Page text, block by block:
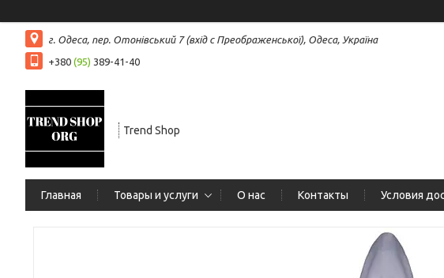
г. Одеса, пер. Отонівський 7 (вхід с Преображенської), Одеса, Україна
+380 (95) 389-41-40
Trend Shop
Главная Товары и услуги О нас Контакты Условия